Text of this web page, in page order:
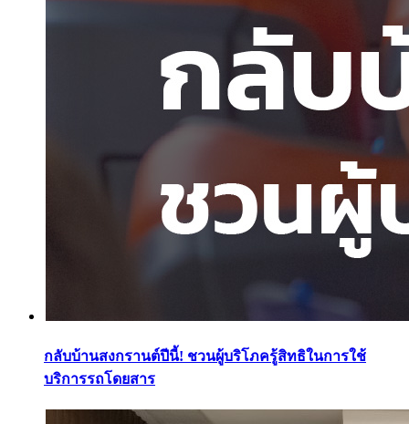
กลับบ้านสงกรานต์ปีนี้! ชวนผู้บริโภครู้สิทธิในการใช้
บริการรถโดยสาร